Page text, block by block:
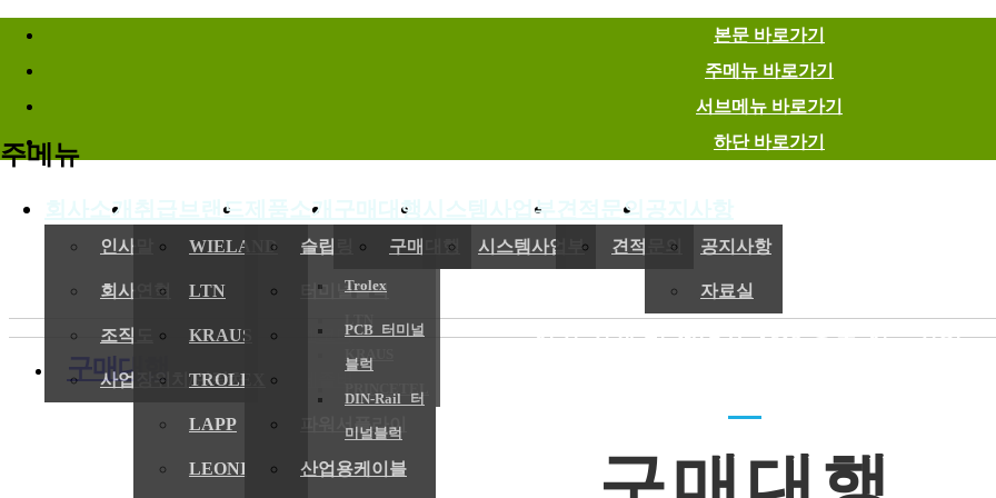
바로가기메뉴
본문 바로가기
주메뉴 바로가기
서브메뉴 바로가기
하단 바로가기
주메뉴
회사소개
인사말
회사연혁
조직도
사업장위치/연락처
취급브랜드
WIELAND
LTN
KRAUS
TROLEX
LAPP
LEONI
제품소개
슬립링
Trolex
KRAUS
PRINCETEL
터미널블럭
PCB 터미널
블럭
DIN-Rail 터
미널블럭
엔코더
파워서플라이
산업용케이블
구매대행
구매대행
시스템사업부
시스템사업부
견적문의
견적문의 공지사항
자료실
(주)이엠에스
전기,기계 및 제어용 자재 유통 전문기업
구매대행